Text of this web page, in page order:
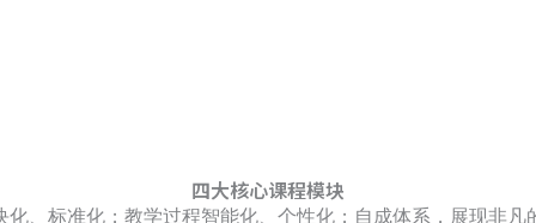
四大核心课程模块
化、标准化；教学过程智能化、个性化；自成体系，展现非凡